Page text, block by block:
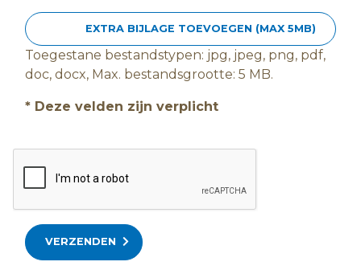
EXTRA BIJLAGE TOEVOEGEN (MAX 5MB)
Toegestane bestandstypen: jpg, jpeg, png, pdf,
doc, docx, Max. bestandsgrootte: 5 MB.
* Deze velden zijn verplicht
VERZENDEN